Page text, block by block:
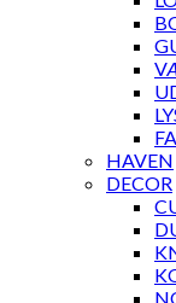
HAVEN
DECOR